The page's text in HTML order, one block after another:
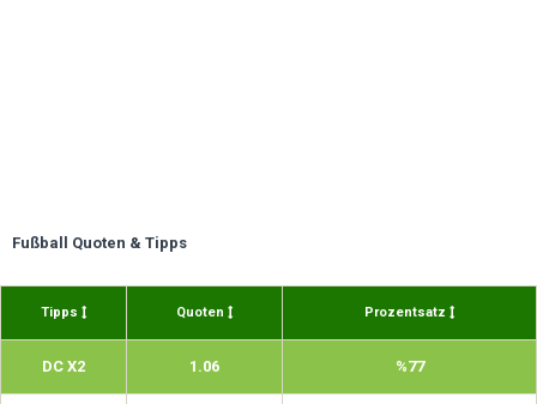
Fußball Quoten & Tipps
Tipps Quoten Prozentsatz
DC X2 1.06 %77